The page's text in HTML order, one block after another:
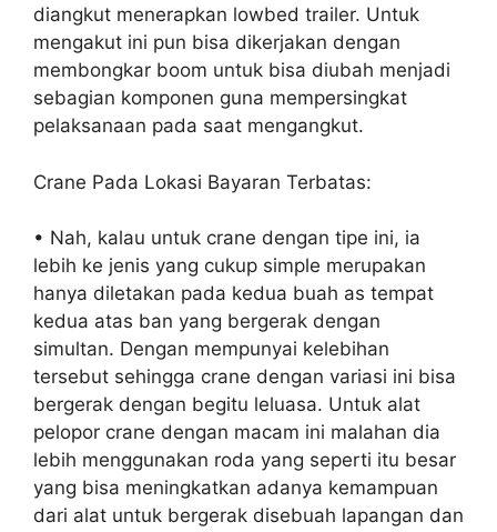
diangkut menerapkan lowbed trailer. Untuk
mengakut ini pun bisa dikerjakan dengan
membongkar boom untuk bisa diubah menjadi
sebagian komponen guna mempersingkat
pelaksanaan pada saat mengangkut.
Crane Pada Lokasi Bayaran Terbatas:
• Nah, kalau untuk crane dengan tipe ini, ia
lebih ke jenis yang cukup simple merupakan
hanya diletakan pada kedua buah as tempat
kedua atas ban yang bergerak dengan
simultan. Dengan mempunyai kelebihan
tersebut sehingga crane dengan variasi ini bisa
bergerak dengan begitu leluasa. Untuk alat
pelopor crane dengan macam ini malahan dia
lebih menggunakan roda yang seperti itu besar
yang bisa meningkatkan adanya kemampuan
dari alat untuk bergerak disebuah lapangan dan